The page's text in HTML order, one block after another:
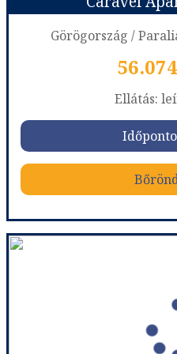
Időpont:
már
Görögország /
Ellátás:
Caravel
Város:
Utazás
Ellátás: